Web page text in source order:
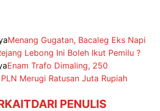
Menang Gugatan, Bacaleg Eks Napi
Lebong Ini Boleh Ikut Pemilu ?
Enam Trafo Dimaling, 250
Merugi Ratusan Juta Rupiah
DARI PENULIS